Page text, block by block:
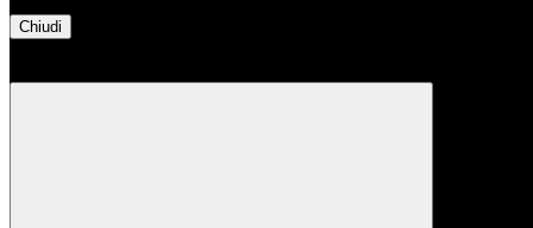
Chiudi